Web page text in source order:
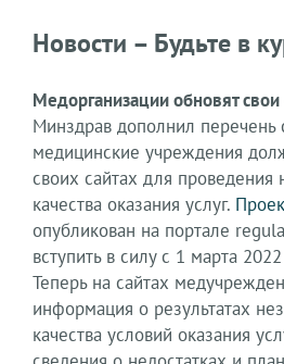
Новости – Будьте в
Медорганизации обновят свои
Минздрав дополнил перечень
медицинские учреждения
своих сайтах для проведения
качества оказания услуг.
опубликован на портале
вступить в силу с 1 марта
Теперь на сайтах
информация о результатах
качества условий оказания